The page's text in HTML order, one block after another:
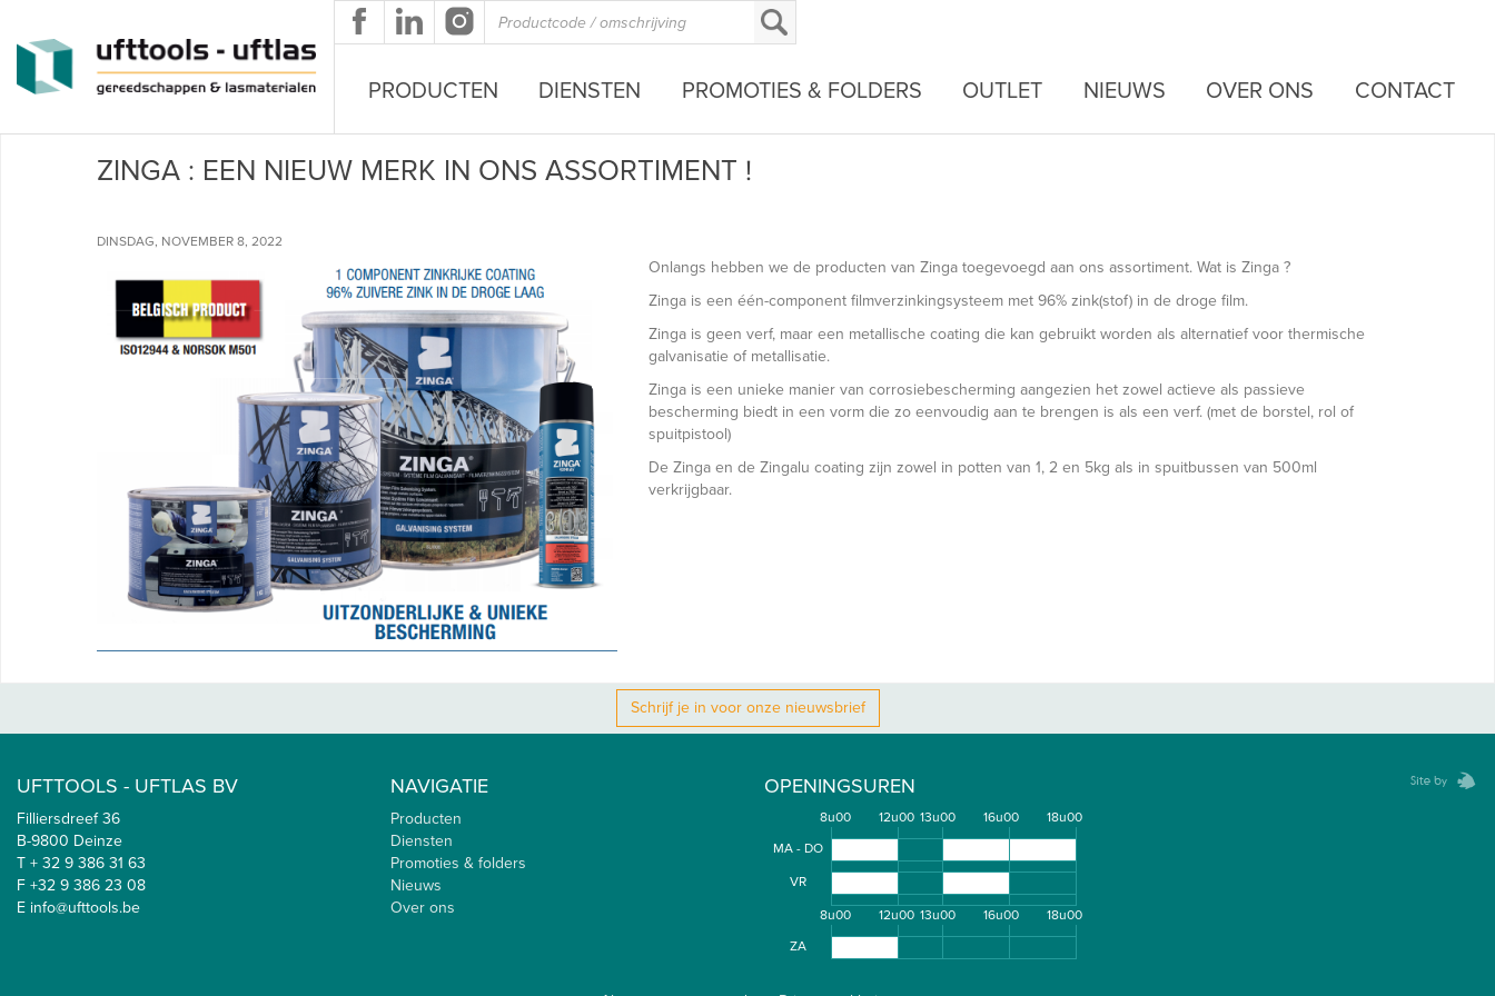
PRODUCTEN DIENSTEN PROMOTIES & FOLDERS OUTLET NIEUWS OVER ONS CONTACT
ZINGA : EEN NIEUW MERK IN ONS ASSORTIMENT !
DINSDAG, NOVEMBER 8, 2022
Onlangs hebben we de producten van Zinga toegevoegd aan ons assortiment. Wat is Zinga ?
Zinga is een één-component filmverzinkingsysteem met 96% zink(stof) in de droge film.
Zinga is geen verf, maar een metallische coating die kan gebruikt worden als alternatief voor thermische
galvanisatie of metallisatie.
Zinga is een unieke manier van corrosiebescherming aangezien het zowel actieve als passieve
bescherming biedt in een vorm die zo eenvoudig aan te brengen is als een verf. (met de borstel, rol of
spuitpistool)
De Zinga en de Zingalu coating zijn zowel in potten van 1, 2 en 5kg als in spuitbussen van 500ml
verkrijgbaar.
Schrijf je in voor onze nieuwsbrief
UFTTOOLS - UFTLAS BV
Filliersdreef 36
B-9800 Deinze
T + 32 9 386 31 63
F +32 9 386 23 08
E info@ufttools.be
NAVIGATIE
Producten
Diensten
Promoties & folders
Nieuws
Over ons
OPENINGSUREN
8u00 12u00 13u00 16u00
18u00
MA - DO
VR
8u00 12u00 13u00 16u00
18u00
ZA